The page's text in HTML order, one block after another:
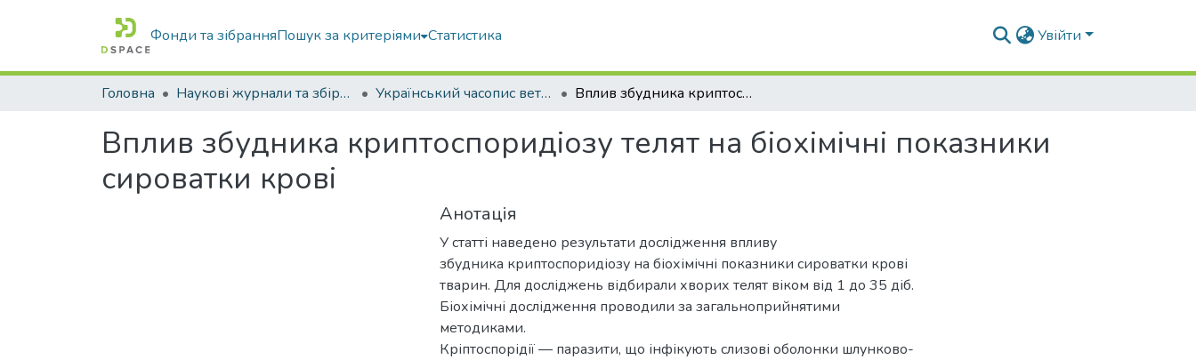
Фонди та зібранняПошук за критеріями Статистика Увійти
Головна Наукові журнали та збірники видань Український часопис ветеринарних наук Вплив збудника криптоспоридіозу телят на біохімічні показники сироватки крові
Вплив збудника криптоспоридіозу телят на біохімічні показники
сироватки крові
Анотація
У статті наведено результати дослідження впливу
збудника криптоспоридіозу на біохімічні показники сироватки крові
тварин. Для досліджень відбирали хворих телят віком від 1 до 35 діб.
Біохімічні дослідження проводили за загальноприйнятими
методиками.
Кріптоспорідії — паразити, що інфікують слизові оболонки шлунково-